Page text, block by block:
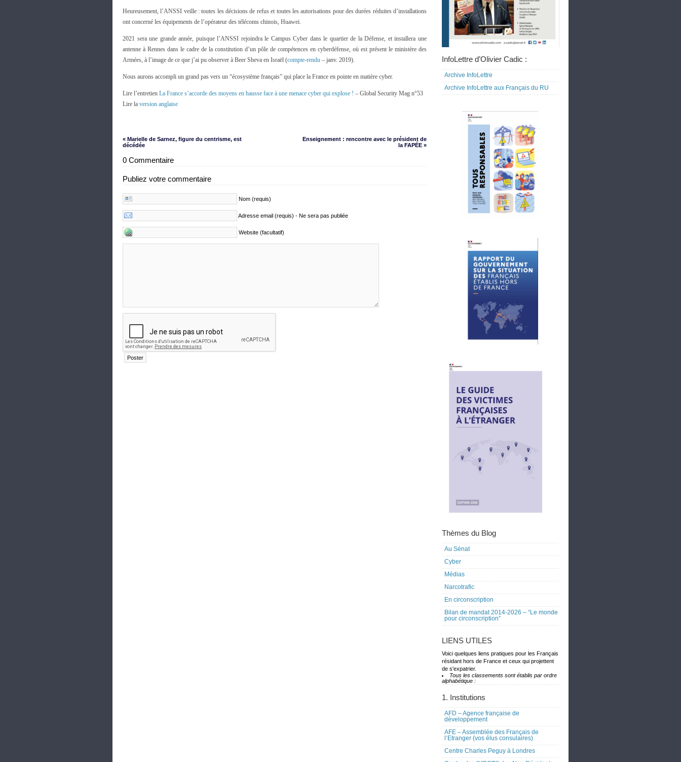
Heureusement, l’ANSSI veille : toutes les décisions de refus et toutes les autorisations pour des durées réduites d’installations
ont concerné les équipements de l’opérateur des télécoms chinois, Huawei.
2021 sera une grande année, puisque l’ANSSI rejoindra le Campus Cyber dans le quartier de la Défense, et installera une
antenne à Rennes dans le cadre de la constitution d’un pôle de compétences en cyberdéfense, où est présent le ministère des
Armées, à l’image de ce que j’ai pu observer à Beer Sheva en Israël (compte-rendu – janv. 2019).
Nous aurons accompli un grand pas vers un “écosystème français” qui place la France en pointe en matière cyber.
Lire l’entretien La France s’accorde des moyens en hausse face à une menace cyber qui explose ! – Global Security Mag n°53
Lire la version anglaise
« Marielle de Sarnez, figure du centrisme, est
décédée
Enseignement : rencontre avec le président de
la FAPÉE »
0 Commentaire
Publiez votre commentaire
Nom (requis)
Adresse email (requis) - Ne sera pas publiée
Website (facultatif)
InfoLettre d’Olivier Cadic :
Archive InfoLettre
Archive InfoLettre aux Français du RU
Thèmes du Blog
Au Sénat
Cyber
Médias
Narcotrafic
En circonscription
Bilan de mandat 2014-2026 – “Le monde
pour circonscription”
LIENS UTILES
Voici quelques liens pratiques pour les Français
résidant hors de France et ceux qui projettent
de s'expatrier.
Tous les classements sont établis par ordre
alphabétique :
1. Institutions
AFD – Agence française de
développement
AFE – Assemblée des Français de
l’Etranger (vos élus consulaires)
Centre Charles Peguy à Londres